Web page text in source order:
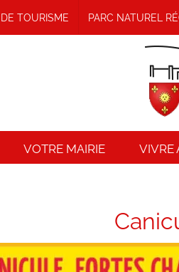
TOURISME PARC NATUREL
VOTRE MAIRIE VIVRE